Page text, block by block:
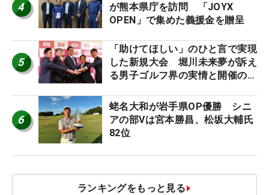
4
が熊本県庁を訪問 「JOYX
OPEN」で集めた義援金を贈呈
5
「助けてほしい」のひと言で実現
した新規大会 堀川未来夢が訴え
る男子ゴルフ界の実情と開催の舞
6
蛯名大和が岩手県OP優勝 シニ
アの部Vは宮本勝昌、松坂大輔氏
82位
ランキングをもっと見る